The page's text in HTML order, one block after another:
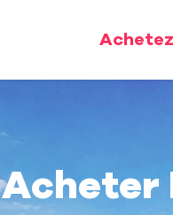
Achetez
Acheter